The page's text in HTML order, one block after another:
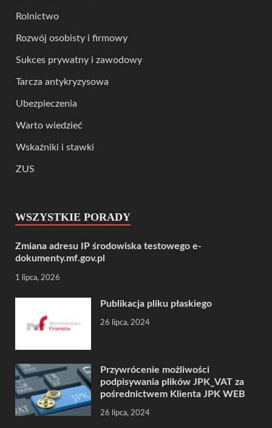
Rolnictwo
Rozwój osobisty i firmowy
Sukces prywatny i zawodowy
Tarcza antykryzysowa
Ubezpieczenia
Warto wiedzieć
Wskaźniki i stawki
ZUS
WSZYSTKIE PORADY
Zmiana adresu IP środowiska testowego e-
dokumenty.mf.gov.pl
1 lipca, 2026
Publikacja pliku płaskiego
26 lipca, 2024
Przywrócenie możliwości
podpisywania plików JPK_VAT za
pośrednictwem Klienta JPK WEB
26 lipca, 2024